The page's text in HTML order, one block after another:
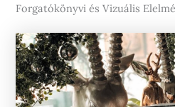
Forgatókönyvi és Vizuális